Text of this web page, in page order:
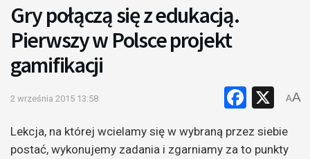
Gry połączą się z edukacją.
Pierwszy w Polsce projekt
gamifikacji
2 września 2015 13:58 X
AA
Lekcja, na której wcielamy się w wybraną przez siebie
postać, wykonujemy zadania i zgarniamy za to punkty